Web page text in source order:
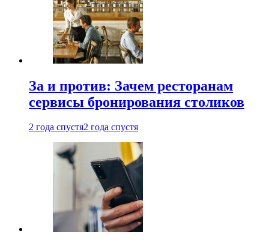
За и против: Зачем ресторанам
сервисы бронирования столиков
2 года спустя2 года спустя